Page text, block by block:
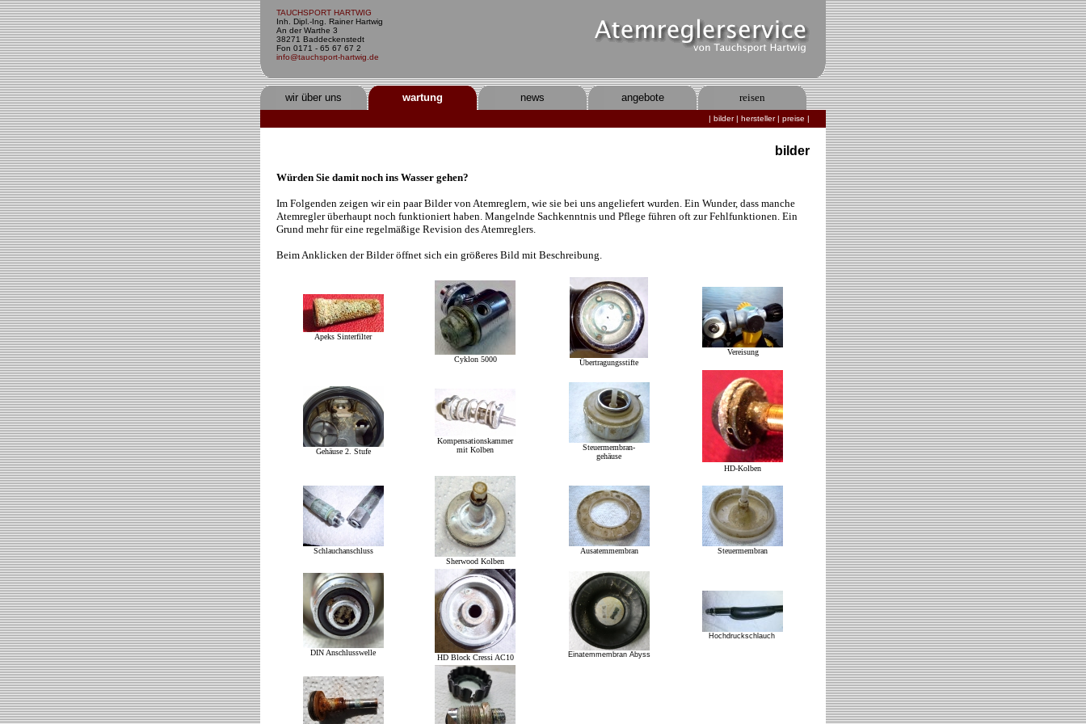
TAUCHSPORT HARTWIG
Inh. Dipl.-Ing. Rainer Hartwig
An der Warthe 3
38271 Baddeckenstedt
Fon 0171 - 65 67 67 2
info@tauchsport-hartwig.de
wir über uns wartung news angebote reisen
| bilder| hersteller| preise |
bilder
Würden Sie damit noch ins Wasser gehen?
Im Folgenden zeigen wir ein paar Bilder von Atemreglern, wie sie bei uns angeliefert wurden. Ein Wunder, dass manche
Atemregler überhaupt noch funktioniert haben. Mangelnde Sachkenntnis und Pflege führen oft zur Fehlfunktionen. Ein
Grund mehr für eine regelmäßige Revision des Atemreglers.
Beim Anklicken der Bilder öffnet sich ein größeres Bild mit Beschreibung.
Apeks Sinterfilter
Cyklon 5000 Übertragungsstifte
Vereisung
Gehäuse 2. Stufe
Kompensationskammer
mit Kolben
Steuermembran-
gehäuse
HD-Kolben
Schlauchanschluss
Sherwood Kolben
Ausatemmembran Steuermembran
DIN Anschlusswelle
HD Block Cressi AC10 Einatemmembran Abyss
Hochdruckschlauch